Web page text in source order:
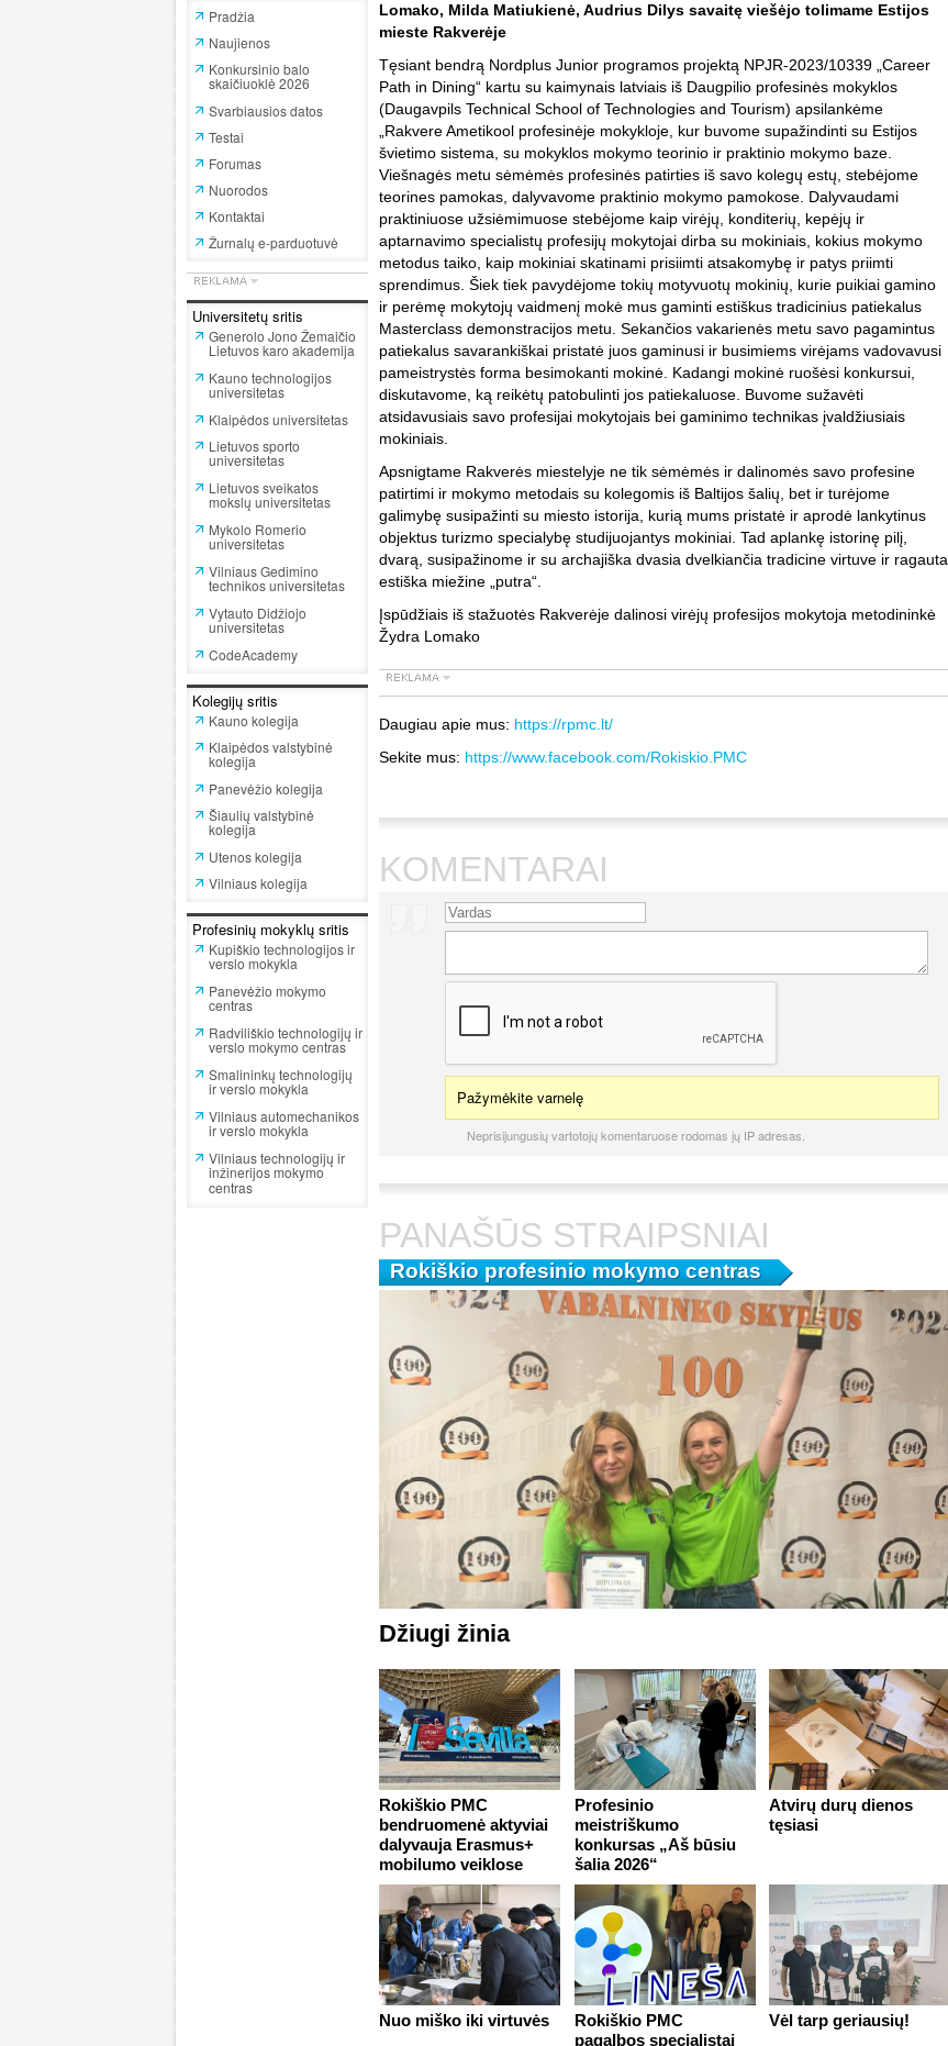
Pradžia
Naujienos
Konkursinio balo
skaičiuoklė 2026
Svarbiausios datos
Testai
Forumas
Nuorodos
Kontaktai
Žurnalų e-parduotuvė
Universitetų sritis
Generolo Jono Žemaičio
Lietuvos karo akademija
Kauno technologijos
universitetas
Klaipėdos universitetas
Lietuvos sporto
universitetas
Lietuvos sveikatos
mokslų universitetas
Mykolo Romerio
universitetas
Vilniaus Gedimino
technikos universitetas
Vytauto Didžiojo
universitetas
CodeAcademy
Kolegijų sritis
Kauno kolegija
Klaipėdos valstybinė
kolegija
Panevėžio kolegija
Šiaulių valstybinė
kolegija
Utenos kolegija
Vilniaus kolegija
Profesinių mokyklų sritis
Kupiškio technologijos ir
verslo mokykla
Panevėžio mokymo
centras
Radviliškio technologijų ir
verslo mokymo centras
Smalininkų technologijų
ir verslo mokykla
Vilniaus automechanikos
ir verslo mokykla
Vilniaus technologijų ir
inžinerijos mokymo
centras
Lomako, Milda Matiukienė, Audrius Dilys savaitę viešėjo tolimame Estijos
mieste Rakverėje
Tęsiant bendrą Nordplus Junior programos projektą NPJR-2023/10339 „Career
Path in Dining“ kartu su kaimynais latviais iš Daugpilio profesinės mokyklos
(Daugavpils Technical School of Technologies and Tourism) apsilankėme
„Rakvere Ametikool profesinėje mokykloje, kur buvome supažindinti su Estijos
švietimo sistema, su mokyklos mokymo teorinio ir praktinio mokymo baze.
Viešnagės metu sėmėmės profesinės patirties iš savo kolegų estų, stebėjome
teorines pamokas, dalyvavome praktinio mokymo pamokose. Dalyvaudami
praktiniuose užsiėmimuose stebėjome kaip virėjų, konditerių, kepėjų ir
aptarnavimo specialistų profesijų mokytojai dirba su mokiniais, kokius mokymo
metodus taiko, kaip mokiniai skatinami prisiimti atsakomybę ir patys priimti
sprendimus. Šiek tiek pavydėjome tokių motyvuotų mokinių, kurie puikiai gamino
ir perėmę mokytojų vaidmenį mokė mus gaminti estiškus tradicinius patiekalus
Masterclass demonstracijos metu. Sekančios vakarienės metu savo pagamintus
patiekalus savarankiškai pristatė juos gaminusi ir busimiems virėjams vadovavusi
pameistrystės forma besimokanti mokinė. Kadangi mokinė ruošėsi konkursui,
diskutavome, ką reikėtų patobulinti jos patiekaluose. Buvome sužavėti
atsidavusiais savo profesijai mokytojais bei gaminimo technikas įvaldžiusiais
mokiniais.
Apsnigtame Rakverės miestelyje ne tik sėmėmės ir dalinomės savo profesine
patirtimi ir mokymo metodais su kolegomis iš Baltijos šalių, bet ir turėjome
galimybę susipažinti su miesto istorija, kurią mums pristatė ir aprodė lankytinus
objektus turizmo specialybę studijuojantys mokiniai. Tad aplankę istorinę pilį,
dvarą, susipažinome ir su archajiška dvasia dvelkiančia tradicine virtuve ir ragauta
estiška miežine „putra“.
Įspūdžiais iš stažuotės Rakverėje dalinosi virėjų profesijos mokytoja metodininkė
Žydra Lomako
Daugiau apie mus: https://rpmc.lt/
Sekite mus: https://www.facebook.com/Rokiskio.PMC
KOMENTARAI
Pažymėkite varnelę
Neprisijungusių vartotojų komentaruose rodomas jų IP adresas.
PANAŠŪS STRAIPSNIAI
Rokiškio profesinio mokymo centras
Džiugi žinia
Rokiškio PMC
bendruomenė aktyviai
dalyvauja Erasmus+
mobilumo veiklose
Profesinio
meistriškumo
konkursas „Aš būsiu
šalia 2026“
Atvirų durų dienos
tęsiasi
Nuo miško iki virtuvės
Rokiškio PMC
pagalbos specialistai
Vėl tarp geriausių!